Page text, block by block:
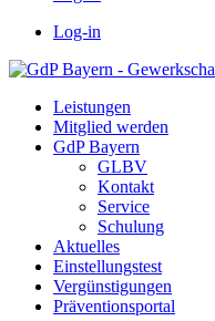
Log-in
Leistungen
Mitglied werden
GdP Bayern
GLBV
Kontakt
Service
Schulung
Aktuelles
Einstellungstest
Vergünstigungen
Präventionsportal